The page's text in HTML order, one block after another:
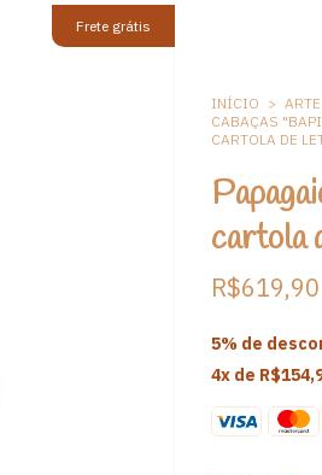
Frete grátis
INÍCIO >
CABAÇAS
CARTOLA DE
cartola
R$619,90
5% de
4x de